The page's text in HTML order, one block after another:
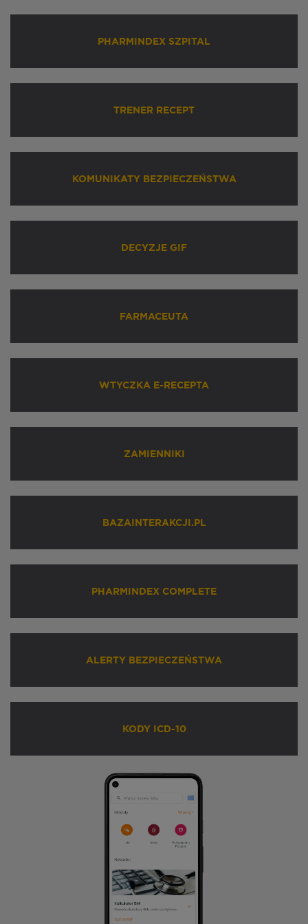
PHARMINDEX SZPITAL
TRENER RECEPT
KOMUNIKATY BEZPIECZEŃSTWA
DECYZJE GIF
FARMACEUTA
WTYCZKA E-RECEPTA
ZAMIENNIKI
BAZAINTERAKCJI.PL
PHARMINDEX COMPLETE
ALERTY BEZPIECZEŃSTWA
KODY ICD-10